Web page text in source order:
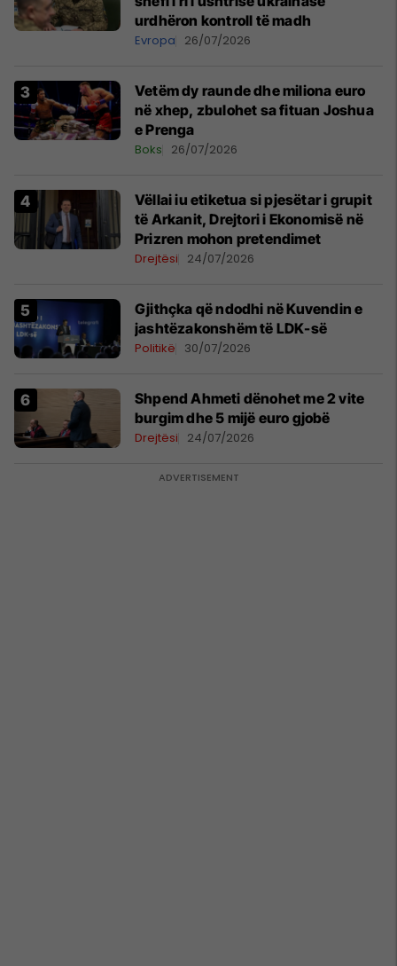
urdhëron kontroll të madh
Evropa 26/07/2026
Vetëm dy raunde dhe miliona euro
në xhep, zbulohet sa fituan Joshua
e Prenga
Boks 26/07/2026
Vëllai iu etiketua si pjesëtar i grupit
të Arkanit, Drejtori i Ekonomisë në
Prizren mohon pretendimet
Drejtësi 24/07/2026
Gjithçka që ndodhi në Kuvendin e
jashtëzakonshëm të LDK-së
Politikë 30/07/2026
Shpend Ahmeti dënohet me 2 vite
burgim dhe 5 mijë euro gjobë
Drejtësi 24/07/2026